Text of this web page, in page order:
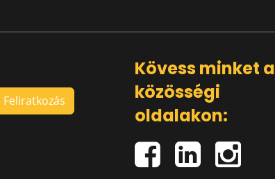
Kövess minket a
közösségi
oldalakon: